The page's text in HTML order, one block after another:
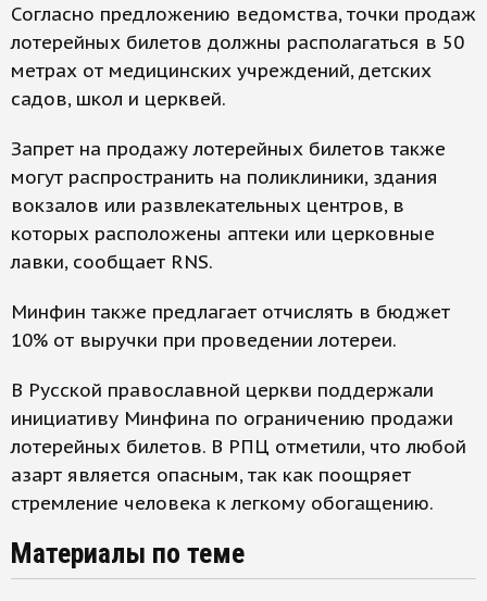
Согласно предложению ведомства, точки продаж
лотерейных билетов должны располагаться в 50
метрах от медицинских учреждений, детских
садов, школ и церквей.
Запрет на продажу лотерейных билетов также
могут распространить на поликлиники, здания
вокзалов или развлекательных центров, в
которых расположены аптеки или церковные
лавки, сообщает RNS.
Минфин также предлагает отчислять в бюджет
10% от выручки при проведении лотереи.
В Русской православной церкви поддержали
инициативу Минфина по ограничению продажи
лотерейных билетов. В РПЦ отметили, что любой
азарт является опасным, так как поощряет
стремление человека к легкому обогащению.
Материалы по теме